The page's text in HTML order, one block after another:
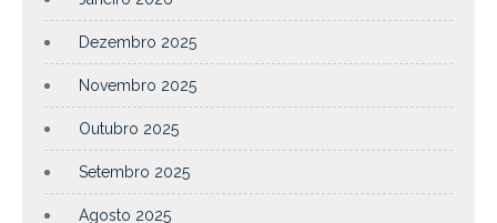
Dezembro 2025
Novembro 2025
Outubro 2025
Setembro 2025
Agosto 2025